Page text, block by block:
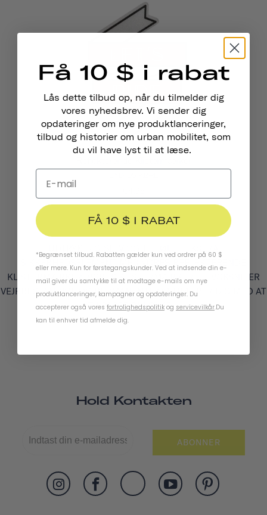
SIKKERHEDSELEMENT MED VORES REFLEKTERENDE
KLISTERMÆRKER. VORES KLISTERMÆRKER TIL VOKSNE ER
VEJRBESTANDIGE OG PERMANENTE OG HJÆLPER DIG MED AT
TILPASSE DIN CYKEL.
Hold Kontakten
ABONNER
Få 10 $ i rabat
Lås dette tilbud op, når du tilmelder dig
vores nyhedsbrev. Vi sender dig
opdateringer om nye produktlanceringer,
tilbud og historier om urban mobilitet, som
du vil have lyst til at læse.
FÅ 10 $ I RABAT
*Begrænset tilbud. Rabatten gælder kun ved ordrer på 60 $
eller mere. Kun for førstegangskunder. Ved at indsende din e-
mail giver du samtykke til at modtage e-mails om nye
produktlanceringer, kampagner og opdateringer. Du
accepterer også vores fortrolighedspolitik og servicevilkår.Du
kan til enhver tid afmelde dig.